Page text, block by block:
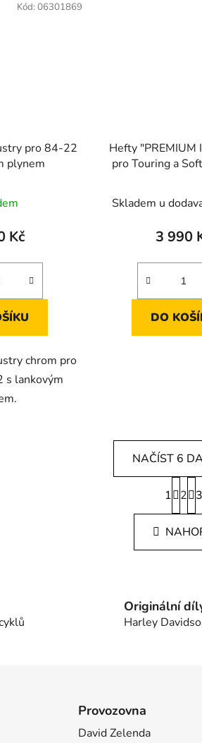
pro 84-22
plynem
Kč
chrom pro
s lankovým
Kód: 06301869
Hefty "PREMIUM
pro Touring a
Skladem u
3 990
DO
O
v
l
á
í
p
NAČÍST 6
S
t
n
k
n
í
1 2 3
Originální
Harley
Provozovna
David Zelenda